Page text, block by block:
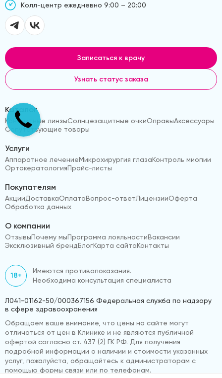
Kолл-центр ежедневно 9:00 – 20:00
Записаться к врачу
Узнать статус заказа
Каталог
Контактные линзыСолнцезащитные очкиОправыАксессуары
Сопутствующие товары
Услуги
Аппаратное лечениеМикрохирургия глазаКонтроль миопии
ОртокератологияПрайс-листы
Покупателям
АкцииДоставкаОплатаВопрос-ответЛицензииОферта
Обработка данных
О компании
ОтзывыПочему мыПрограмма лояльностиВакансии
Эксклюзивный брендБлогКарта сайтаКонтакты
18+
Имеются противопоказания.
Необходима консультация специалиста
Л041-01162-50/000367156 Федеральная служба по надзору
в сфере здравоохранения
Обращаем ваше внимание, что цены на сайте могут
отличаться от цен в Клинике и не являются публичной
офертой согласно ст. 437 (2) ГК РФ. Для получения
подробной информации о наличии и стоимости указанных
услуг, пожалуйста, обращайтесь к администраторам с
помощью формы связи или по телефонам.